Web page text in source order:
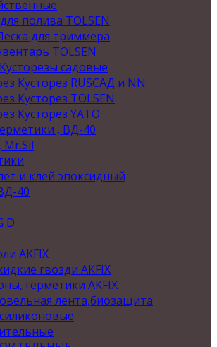
полива TOLSEN
для триммера
TOLSEN
садовые
Кусторез RUSСАД и NN
Кусторез TOLSEN
Кусторез YATO
, ВД-40
Mr.Sil
и клей эпоксидный
40
D
AKFIX
гвозди AKFIX
герметики AKFIX
лента,биозащита